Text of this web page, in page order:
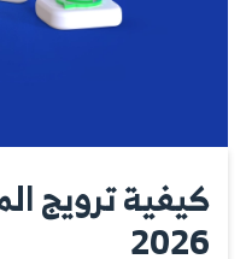
كيفية ترويج
2026